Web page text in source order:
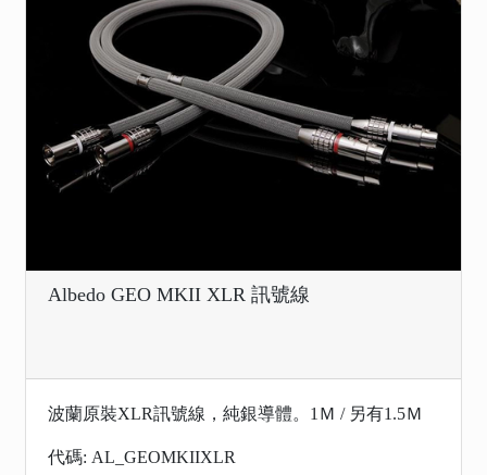
Albedo GEO MKII XLR 訊號線
波蘭原裝XLR訊號線，純銀導體。1Ｍ / 另有1.5Ｍ
代碼: AL_GEOMKIIXLR